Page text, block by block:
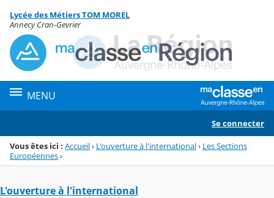
Menu de la rubrique
Contenu
Lycée des Métiers TOM MOREL
Annecy Cran-Gevrier
MENU
Se connecter
Vous êtes ici : Accueil› L'ouverture à l'international› Les Sections
Européennes›
L'ouverture à l'international